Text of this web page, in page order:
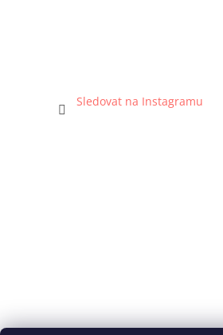
Sledovat na Instagramu